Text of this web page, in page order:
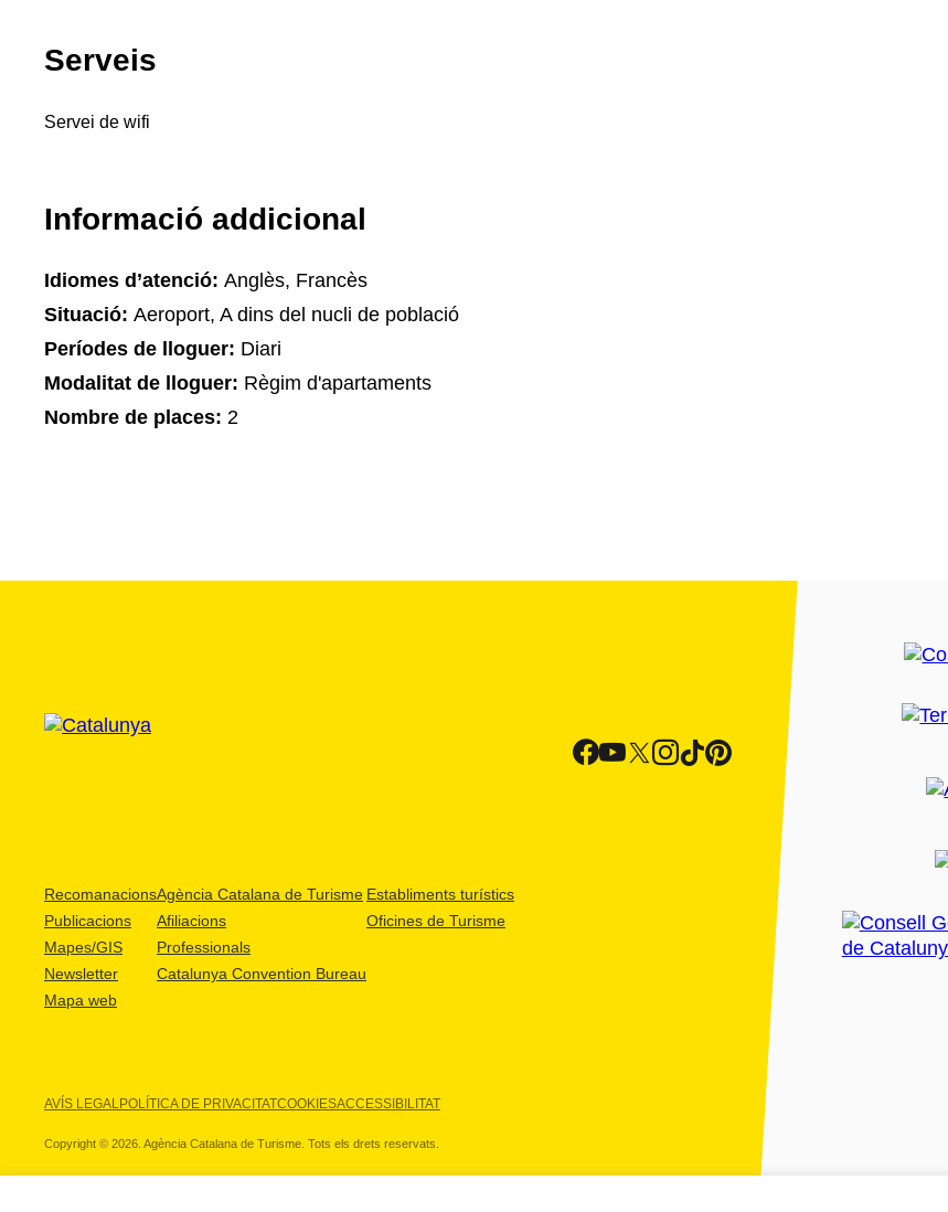
Serveis
Servei de wifi
Informació addicional
Idiomes d’atenció: Anglès, Francès
Situació: Aeroport, A dins del nucli de població
Períodes de lloguer: Diari
Modalitat de lloguer: Règim d'apartaments
Nombre de places: 2
Recomanacions
Publicacions
Mapes/GIS
Newsletter
Mapa web
Agència Catalana de Turisme
Afiliacions
Professionals
Catalunya Convention Bureau
Establiments turístics
Oficines de Turisme
AVÍS LEGALPOLÍTICA DE PRIVACITATCOOKIESACCESSIBILITAT
Copyright © 2026. Agència Catalana de Turisme. Tots els drets reservats.